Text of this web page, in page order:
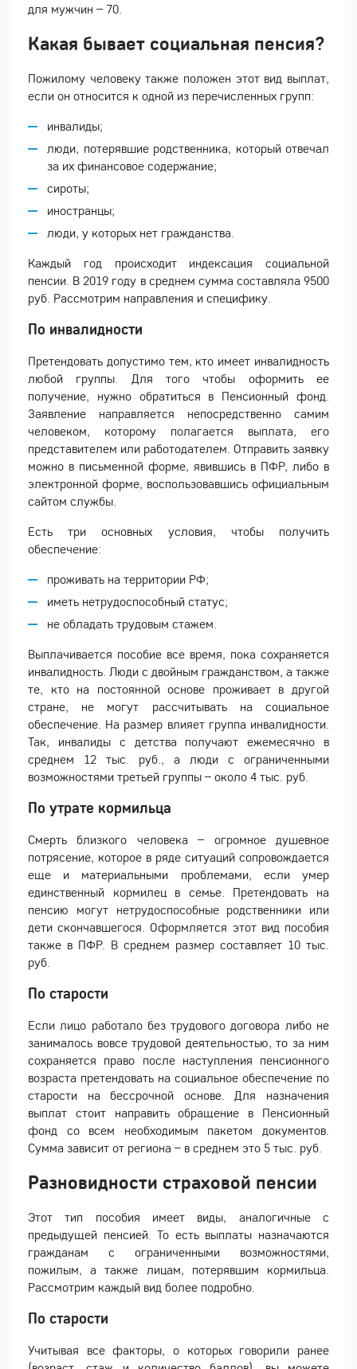
для мужчин – 70.
Какая бывает социальная пенсия?
Пожилому человеку также положен этот вид выплат,
если он относится к одной из перечисленных групп:
инвалиды;
люди, потерявшие родственника, который отвечал
за их финансовое содержание;
сироты;
иностранцы;
люди, у которых нет гражданства.
Каждый год происходит индексация социальной
пенсии. В 2019 году в среднем сумма составляла 9500
руб. Рассмотрим направления и специфику.
По инвалидности
Претендовать допустимо тем, кто имеет инвалидность
любой группы. Для того чтобы оформить ее
получение, нужно обратиться в Пенсионный фонд.
Заявление направляется непосредственно самим
человеком, которому полагается выплата, его
представителем или работодателем. Отправить заявку
можно в письменной форме, явившись в ПФР, либо в
электронной форме, воспользовавшись официальным
сайтом службы.
Есть три основных условия, чтобы получить
обеспечение:
проживать на территории РФ;
иметь нетрудоспособный статус;
не обладать трудовым стажем.
Выплачивается пособие все время, пока сохраняется
инвалидность. Люди с двойным гражданством, а также
те, кто на постоянной основе проживает в другой
стране, не могут рассчитывать на социальное
обеспечение. На размер влияет группа инвалидности.
Так, инвалиды с детства получают ежемесячно в
среднем 12 тыс. руб., а люди с ограниченными
возможностями третьей группы – около 4 тыс. руб.
По утрате кормильца
Смерть близкого человека – огромное душевное
потрясение, которое в ряде ситуаций сопровождается
еще и материальными проблемами, если умер
единственный кормилец в семье. Претендовать на
пенсию могут нетрудоспособные родственники или
дети скончавшегося. Оформляется этот вид пособия
также в ПФР. В среднем размер составляет 10 тыс.
руб.
По старости
Если лицо работало без трудового договора либо не
занималось вовсе трудовой деятельностью, то за ним
сохраняется право после наступления пенсионного
возраста претендовать на социальное обеспечение по
старости на бессрочной основе. Для назначения
выплат стоит направить обращение в Пенсионный
фонд со всем необходимым пакетом документов.
Сумма зависит от региона – в среднем это 5 тыс. руб.
Разновидности страховой пенсии
Этот тип пособия имеет виды, аналогичные с
предыдущей пенсией. То есть выплаты назначаются
гражданам с ограниченными возможностями,
пожилым, а также лицам, потерявшим кормильца.
Рассмотрим каждый вид более подробно.
По старости
Учитывая все факторы, о которых говорили ранее